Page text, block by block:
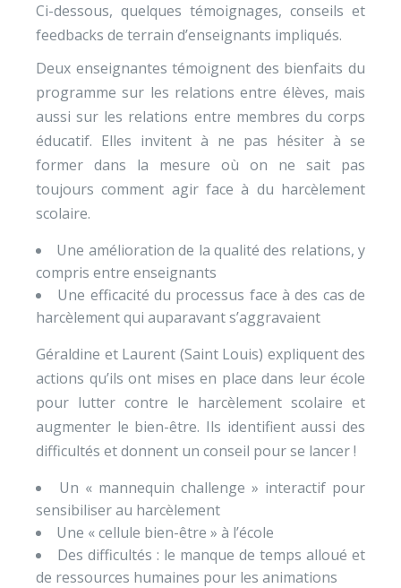
Ci-dessous, quelques témoignages, conseils et
feedbacks de terrain d’enseignants impliqués.
Deux enseignantes témoignent des bienfaits du
programme sur les relations entre élèves, mais
aussi sur les relations entre membres du corps
éducatif. Elles invitent à ne pas hésiter à se
former dans la mesure où on ne sait pas
toujours comment agir face à du harcèlement
scolaire.
Une amélioration de la qualité des relations, y
compris entre enseignants
Une efficacité du processus face à des cas de
harcèlement qui auparavant s’aggravaient
Géraldine et Laurent (Saint Louis) expliquent des
actions qu’ils ont mises en place dans leur école
pour lutter contre le harcèlement scolaire et
augmenter le bien-être. Ils identifient aussi des
difficultés et donnent un conseil pour se lancer !
Un « mannequin challenge » interactif pour
sensibiliser au harcèlement
Une « cellule bien-être » à l’école
Des difficultés : le manque de temps alloué et
de ressources humaines pour les animations